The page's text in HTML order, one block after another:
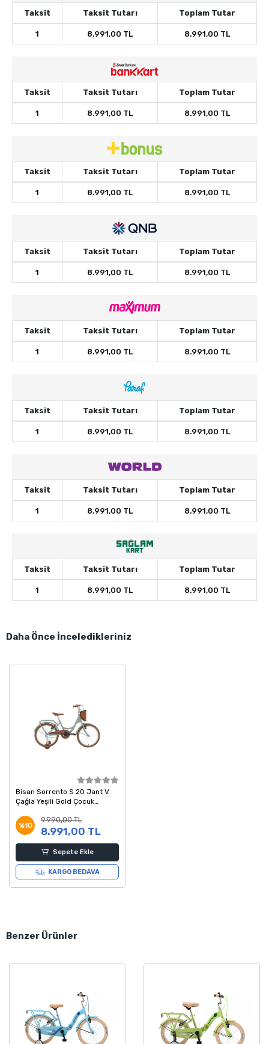
Taksit Taksit Tutarı Toplam Tutar
1 8.991,00 TL 8.991,00 TL
Taksit Taksit Tutarı Toplam Tutar
1 8.991,00 TL 8.991,00 TL
Taksit Taksit Tutarı Toplam Tutar
1 8.991,00 TL 8.991,00 TL
Taksit Taksit Tutarı Toplam Tutar
1 8.991,00 TL 8.991,00 TL
Taksit Taksit Tutarı Toplam Tutar
1 8.991,00 TL 8.991,00 TL
Taksit Taksit Tutarı Toplam Tutar
1 8.991,00 TL 8.991,00 TL
Taksit Taksit Tutarı Toplam Tutar
1 8.991,00 TL 8.991,00 TL
Taksit Taksit Tutarı Toplam Tutar
1 8.991,00 TL 8.991,00 TL
Daha Önce İnceledikleriniz
Bisan Sorrento S 20 Jant V
Çağla Yeşili Gold Çocuk
%10
9.990,00 TL
8.991,00 TL
Sepete Ekle
KARGO BEDAVA
Benzer Ürünler